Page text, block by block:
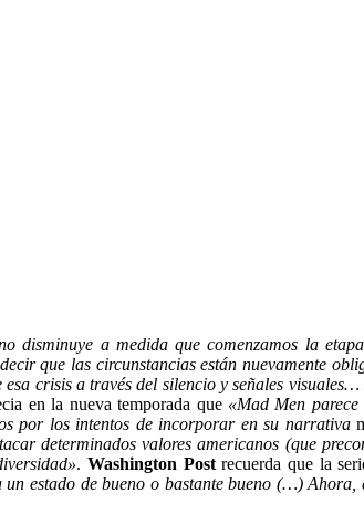
disminuye a medida que comenzamos la
que las circunstancias están nuevamente
crisis a través del silencio y señales
en la nueva temporada que «Mad Men
por los intentos deincorporar en su narrativa
determinados valores americanos (que
. Washington Postrecuerda que la
un estado debueno o bastante bueno (…) Ahora,